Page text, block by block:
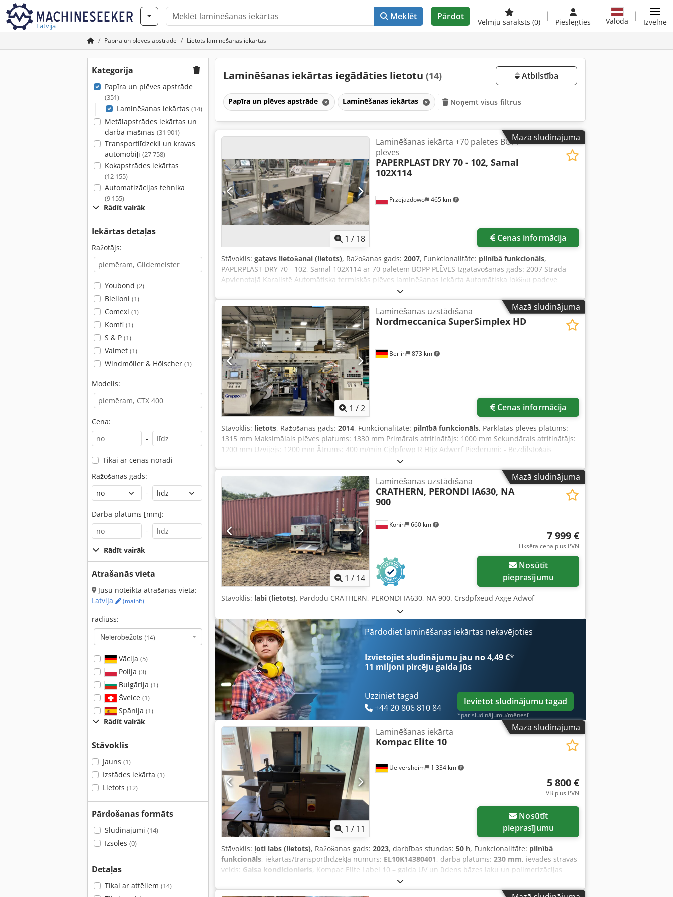
Latvija
Meklēt Pārdot
Vēlmju saraksts (0) Pieslēgties Valoda Izvēlne
Papīra un plēves apstrāde Lietots laminēšanas iekārtas
Kategorija
Papīra un plēves apstrāde
(351)
Laminēšanas iekārtas (14)
Metālapstrādes iekārtas un
darba mašīnas (31 901)
Transportlīdzekļi un kravas
automobiļi (27 758)
Kokapstrādes iekārtas
(12 155)
Automatizācijas tehnika
(9 155)
Rādīt vairāk
Iekārtas detaļas
Ražotājs:
Youbond (2)
Bielloni (1)
Comexi (1)
Komfi (1)
S & P (1)
Valmet (1)
Windmöller & Hölscher (1)
Modelis:
Cena:
-
Tikai ar cenas norādi
Ražošanas gads:
-
Darba platums [mm]:
-
Rādīt vairāk
Atrašanās vieta
Jūsu noteiktā atrašanās vieta:
Latvija
(mainīt)
rādiuss:
Neierobežots (14)
Vācija (5)
Polija (3)
Bulgārija (1)
Šveice (1)
Spānija (1)
Rādīt vairāk
Stāvoklis
Jauns (1)
Izstādes iekārta (1)
Lietots (12)
Pārdošanas formāts
Sludinājumi (14)
Izsoles (0)
Detaļas
Tikai ar attēliem (14)
Laminēšanas iekārtas iegādāties lietotu (14) Atbilstība
Papīra un plēves apstrāde Laminēšanas iekārtas Noņemt visus filtrus
Mazā sludinājuma
1 / 18
Przejazdowo 465 km
Laminēšanas iekārta +70 paletes BOPP
plēves
PAPERPLAST DRY 70 - 102, Samal
102X114
Cenas informācija
Stāvoklis: gatavs lietošanai (lietots), Ražošanas gads: 2007, Funkcionalitāte: pilnībā funkcionāls,
PAPERPLAST DRY 70 - 102, Samal 102X114 ar 70 paletēm BOPP PLĒVES Izgatavošanas gads: 2007 Strādā
Apvienotajā Karalistē Automātiska termiskās plēves laminēšanas iekārta Automātiska lokšņu padeve
Vakuuma padeves galds Crodpfx Adoy Iy Nhowsf Laminēšanas vienība ar apsildāmu hromētu cilindru ICS
apkures iekārta Lokšņu atdalīšanas modulis, kaudžu izkraušanas modulis Lietderīgais darba platums
(mm): 1020 Minimālais izmērs (mm): 250 x 280 Maksimālais izmērs (mm): 1020 x 1400 Mehāniskais ātrums:
līdz 70 m/min Izmērs: 102 mm x 116 mm min. 30 x 28 cm, ātrums līdz 70 m/min + apmēram 70 paletes
plēves (piedāvāto plēvju saraksts pielikumā).
Mazā sludinājuma
1 /2
Berlin 873 km
Laminēšanas uzstādīšana
Nordmeccanica SuperSimplex HD
Cenas informācija
Stāvoklis: lietots, Ražošanas gads: 2014, Funkcionalitāte: pilnībā funkcionāls, Pārklātās plēves platums:
1315 mm Maksimālais plēves platums: 1330 mm Primārais atritinātājs: 1000 mm Sekundārais atritinātājs:
1200 mm Uzvijējs: 1200 mm Ātrums: 400 m/min Cjdpfewp R Htjx Adwerf Piederumi: - Bezdilstošais
maisītājs Nordmeccanica - Nepārtrauktās uzpildes sistēma World Mixer (ar 4 tvertnēm pa 200 kg) - 5 veltņi
Materiāli: PĀRKLĀTĀ PLĒVE: BOPP 12 – 80 μ, PETP 10 – 30 μ, LDPE, LLDPE 30 – 200 μ, OPA 12 – 18 μ, NYLON
CAST 30 – 80 μ ALU (folija) 6,3 – 40 μ, PP CAST 60 – 150 μ, PAPĪRS 40 – 150 g/m2 LAMINĒTĀ PLĒVE: BOPP 12 –
80 μ, PETP 8 – 30 μ, LDPE, LLDPE 20 – 200 μ, OPA 12 – 18 μ, NYLON CAST 20 – 80 μ ALU (folija) 6,3 – 40 μ, PP
CAST 20 – 150 μ, COEX PLĒVE 25 – 200 μ PAPĪRS 40 – 150 g/m2
Mazā sludinājuma
1 / 14
Konin 660 km
Laminēšanas uzstādīšana
CRATHERN, PERONDI IA630, NA
900
7 999 €
Fiksēta cena plus PVN
pieprasījumu
Stāvoklis: labi (lietots), Pārdodu CRATHERN, PERONDI IA630, NA 900. Crsdpfxeud Axge Adwof
Pārdodiet laminēšanas iekārtas nekavējoties
Izvietojiet sludinājumu jau no 4,49 €*
11 miljoni pircēju gaida jūs
Uzziniet tagad
+44 20 806 810 84
Ievietot sludinājumu tagad
*par sludinājumu/mēnesī
Mazā sludinājuma
1 / 11
Uelversheim 1 334 km
Laminēšanas iekārta
Kompac Elite 10
5 800 €
VB plus PVN
pieprasījumu
Stāvoklis: ļoti labs (lietots), Ražošanas gads: 2023, darbības stundas: 50 h, Funkcionalitāte: pilnībā
funkcionāls, iekārtas/transportlīdzekļa numurs: EL10K14380401, darba platums: 230 mm, ievades strāvas
veids: Gaisa kondicionieris, Kompac Elite Label 10 – galda UV un ūdens bāzes laku un polimerizācijas
sistēma lapām Pārdodam demonstrācijas iekārtu, kas līdz šim ir bijusi maz izmantota un tiek pārdota
saistībā ar uzņēmuma pārcelšanos. Kompac Elite 10 ir kompakta, jaudīga galda virsmas lakošanas sistēma